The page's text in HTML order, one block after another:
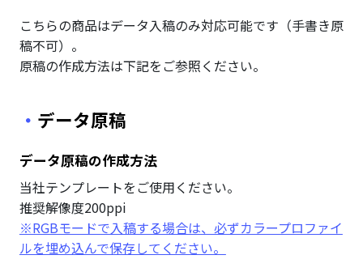
こちらの商品はデータ入稿のみ対応可能です（手書き原
稿不可）。
原稿の作成方法は下記をご参照ください。
データ原稿
データ原稿の作成方法
当社テンプレートをご使用ください。
推奨解像度200ppi
※RGBモードで入稿する場合は、必ずカラープロファイ
ルを埋め込んで保存してください。